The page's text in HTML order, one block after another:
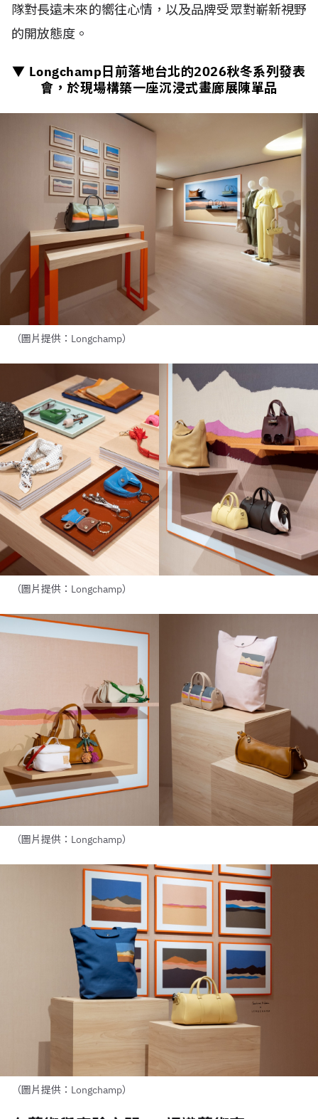
隊對長遠未來的嚮往心情，以及品牌受眾對嶄新視野
的開放態度。
▼ Longchamp日前落地台北的2026秋冬系列發表
會，於現場構築一座沉浸式畫廊展陳單品
（圖片提供：Longchamp）
（圖片提供：Longchamp）
（圖片提供：Longchamp）
（圖片提供：Longchamp）